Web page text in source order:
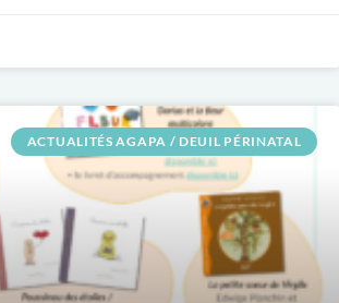
ACTUALITÉS AGAPA / DEUIL PÉRINATAL